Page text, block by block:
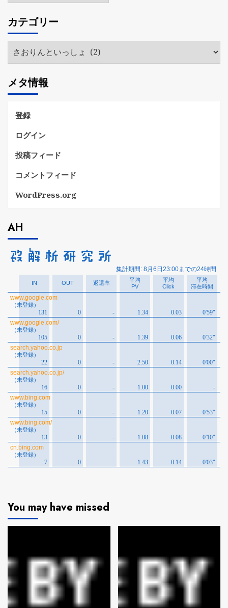
イ
ブ
カテゴリー
テ
リ
ー
メタ情報
登録
ログイン
投稿フィード
コメントフィード
WordPress.org
AH
You may have missed